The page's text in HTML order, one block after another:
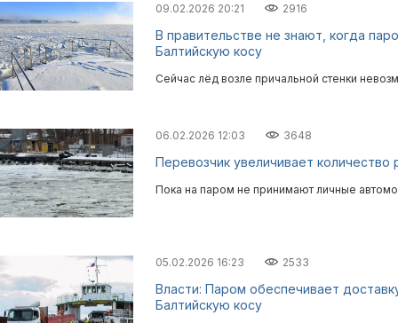
09.02.2026 20:21 2916
В правительстве не знают, когда
Балтийскую косу
Сейчас лёд возле причальной стенки
06.02.2026 12:03 3648
Перевозчик увеличивает количество
Пока на паром не принимают личные
05.02.2026 16:23 2533
Власти: Паром обеспечивает
Балтийскую косу